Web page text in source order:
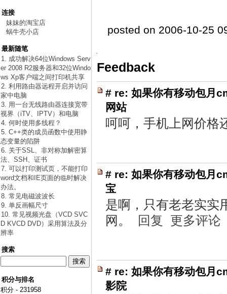
连接
妹妹的淘宝店
蜗牛壳小店
最新随笔
1. 成功解决64位Windows Serv
er 2008 R2服务器和32位Windo
ws Xp客户端之间打印机共享
2. 利用路由器远程开启并访问
家中电脑
3. 用一台无线路由器连接宽带
视界（iTV、IPTV）和电脑
4. 何时使用多线程？
5. C++类的成员函数中使用静
态变量的陷阱
6. 关于SSL、非对称加解密算
法、SSH、证书
7. 可以打印测试页，不能打印
word文档和IE页面的临时解决
办法。
8. 常见电磁波波长
9. 单反画幅尺寸
10. 常见视频光盘（VCD SVC
D KVCD DVD）采用算法及分
辨率
搜索
积分与排名
积分 - 231958
posted on 2006-10-25
Feedback
# re: 如果你有移动包月
网站
呵呵，手机上网价
# re: 如果你有移动包月
宝
是啊，只有老老实实
网。
回复 更多评论
# re: 如果你有移动包月
影院